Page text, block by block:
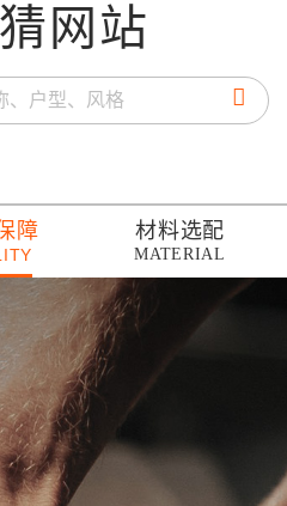
网站
障 材料选配
MATERIAL